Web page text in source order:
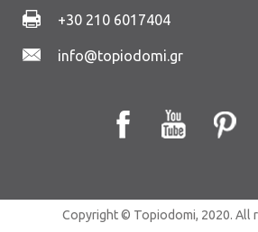
+30 210 6017404
info@topiodomi.gr
Copyright © Topiodomi, 2020. All